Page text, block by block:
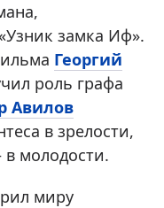
замка Иф».
Георгий
роль графа
Авилов
в зрелости,
молодости.
миру